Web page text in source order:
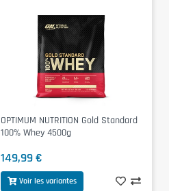
OPTIMUM NUTRITION Gold Standard
100% Whey 4500g
149,99 €
Voir les variantes